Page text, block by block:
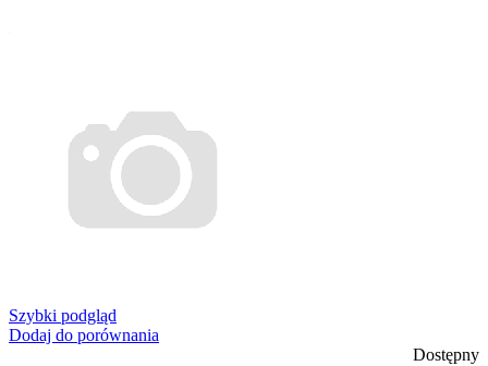
Szybki podgląd
Dodaj do porównania
Dostępny